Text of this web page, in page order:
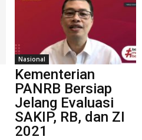
Nasional
Kementerian
PANRB Bersiap
Jelang Evaluasi
SAKIP, RB, dan ZI
2021